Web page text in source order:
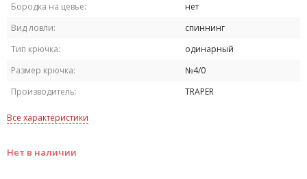
Бородка на цевье:
нет
Вид ловли:
спиннинг
Тип крючка:
одинарный
Размер крючка:
№4/0
Производитель:
TRAPER
Все характеристики
Нет в наличии